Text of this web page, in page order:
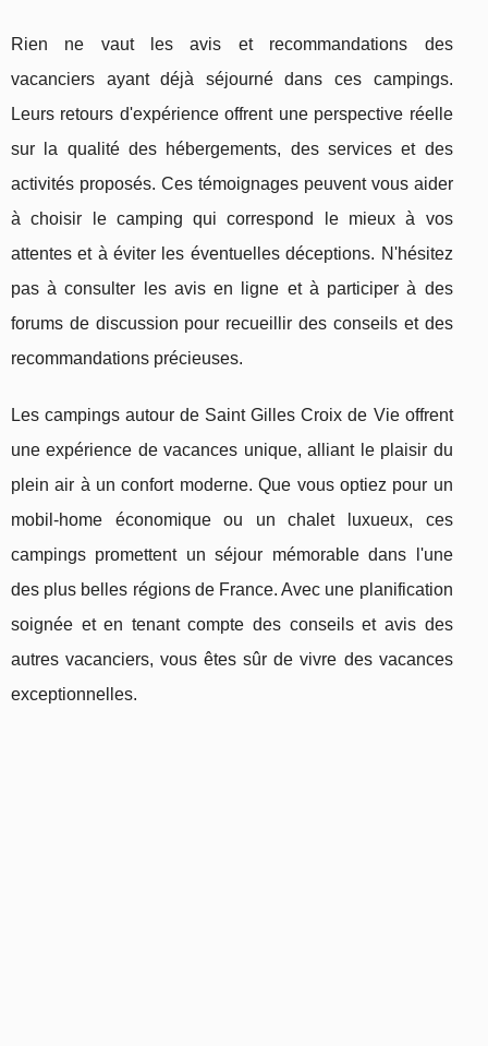
Rien ne vaut les avis et recommandations des
vacanciers ayant déjà séjourné dans ces campings.
Leurs retours d'expérience offrent une perspective réelle
sur la qualité des hébergements, des services et des
activités proposés. Ces témoignages peuvent vous aider
à choisir le camping qui correspond le mieux à vos
attentes et à éviter les éventuelles déceptions. N'hésitez
pas à consulter les avis en ligne et à participer à des
forums de discussion pour recueillir des conseils et des
recommandations précieuses.
Les campings autour de Saint Gilles Croix de Vie offrent
une expérience de vacances unique, alliant le plaisir du
plein air à un confort moderne. Que vous optiez pour un
mobil-home économique ou un chalet luxueux, ces
campings promettent un séjour mémorable dans l'une
des plus belles régions de France. Avec une planification
soignée et en tenant compte des conseils et avis des
autres vacanciers, vous êtes sûr de vivre des vacances
exceptionnelles.